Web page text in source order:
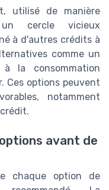
utilisé de manière
cercle vicieux
à d'autres crédits à
comme un
la consommation
Ces options peuvent
notamment
avant de
chaque option de